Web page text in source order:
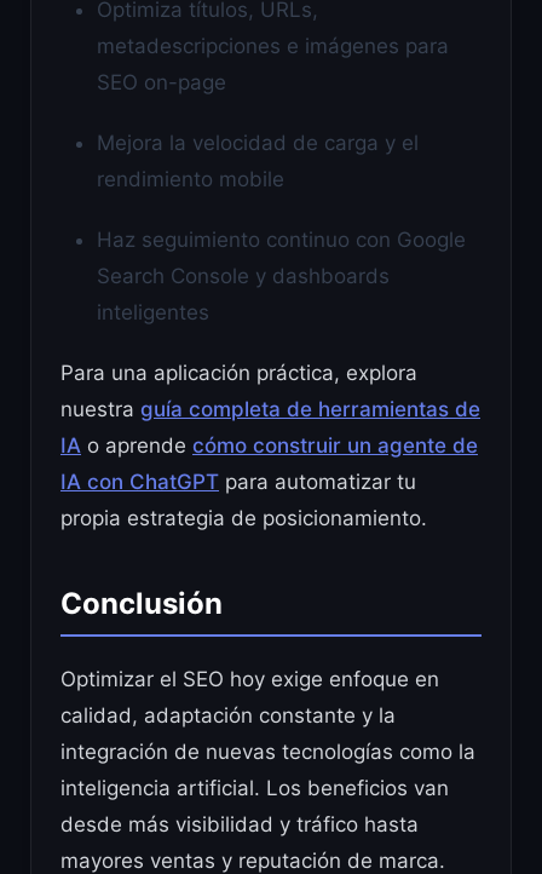
Optimiza títulos, URLs,
metadescripciones e imágenes para
SEO on-page
Mejora la velocidad de carga y el
rendimiento mobile
Haz seguimiento continuo con Google
Search Console y dashboards
inteligentes
Para una aplicación práctica, explora
nuestra guía completa de herramientas de
IA o aprende cómo construir un agente de
IA con ChatGPT para automatizar tu
propia estrategia de posicionamiento.
Conclusión
Optimizar el SEO hoy exige enfoque en
calidad, adaptación constante y la
integración de nuevas tecnologías como la
inteligencia artificial. Los beneficios van
desde más visibilidad y tráfico hasta
mayores ventas y reputación de marca.